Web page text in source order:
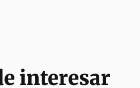
interesar